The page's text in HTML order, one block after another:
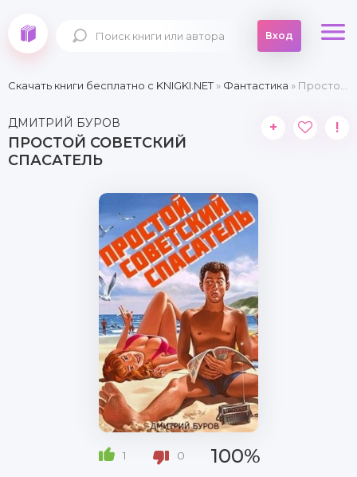
Вход
Скачать книги бесплатно c KNIGKI.NET» Фантастика » Простой советский спасатель
ДМИТРИЙ БУРОВ
ПРОСТОЙ СОВЕТСКИЙ
СПАСАТЕЛЬ
+ !
1 0 100%